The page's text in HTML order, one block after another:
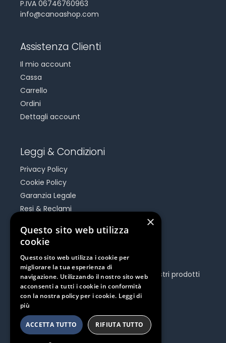
P.IVA 06746760963
info@canoashop.com
Assistenza Clienti
Il mio account
Cassa
Carrello
Ordini
Dettagli account
Leggi & Condizioni
Privacy Policy
Cookie Policy
Garanzia Legale
Resi & Reclami
Be Social
Seguici e rimani aggiornato su tutti i nostri prodotti
e iniziative.
×
Questo sito web utilizza
cookie
Questo sito web utilizza i cookie per
migliorare la tua esperienza di
navigazione. Utilizzando il nostro sito web
acconsenti a tutti i cookie in conformità
con la nostra policy per i cookie. Leggi di
più
ACCETTA TUTTO RIFIUTA TUTTO